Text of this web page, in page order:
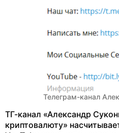
Телеграм-канал
ТГ-канал «Александр
криптовалюту»